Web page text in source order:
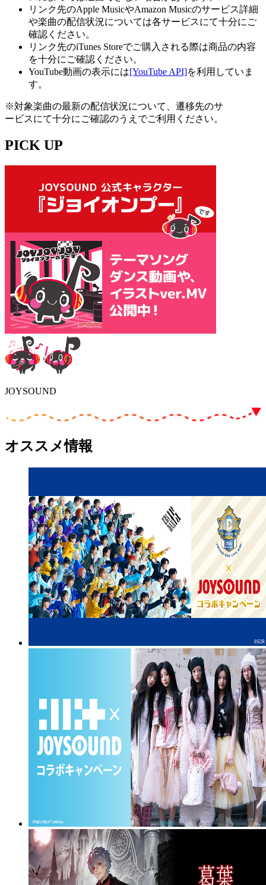
リンク先のApple MusicやAmazon Musicのサービス詳細
や楽曲の配信状況については各サービスにて十分にご
確認ください。
リンク先のiTunes Storeでご購入される際は商品の内容
を十分にご確認ください。
YouTube動画の表示には[YouTube API]を利用していま
す。
※対象楽曲の最新の配信状況について、遷移先のサ
ービスにて十分にご確認のうえでご利用ください。
PICK UP
JOYSOUND
オススメ情報